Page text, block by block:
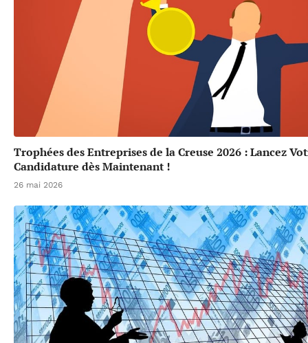
Trophées des Entreprises de la Creuse 2026 : Lancez
Candidature dès Maintenant !
26 mai 2026